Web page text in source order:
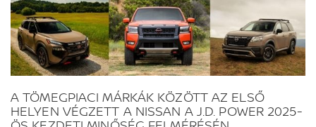
A TÖMEGPIACI MÁRKÁK KÖZÖTT AZ ELSŐ
HELYEN VÉGZETT A NISSAN A J.D. POWER 2025-